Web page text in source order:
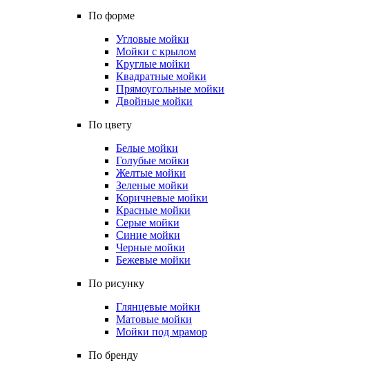
По форме
Угловые мойки
Мойки с крылом
Круглые мойки
Квадратные мойки
Прямоугольные мойки
Двойные мойки
По цвету
Белые мойки
Голубые мойки
Желтые мойки
Зеленые мойки
Коричневые мойки
Красные мойки
Серые мойки
Синие мойки
Черные мойки
Бежевые мойки
По рисунку
Глянцевые мойки
Матовые мойки
Мойки под мрамор
По бренду